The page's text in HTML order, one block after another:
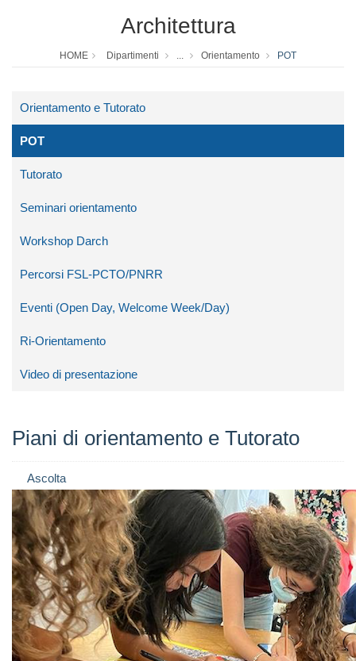
Architettura
HOME Dipartimenti ... Orientamento POT
Orientamento e Tutorato
POT
Tutorato
Seminari orientamento
Workshop Darch
Percorsi FSL-PCTO/PNRR
Eventi (Open Day, Welcome Week/Day)
Ri-Orientamento
Video di presentazione
Piani di orientamento e Tutorato
Ascolta